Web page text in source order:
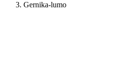
Gernika-lumo